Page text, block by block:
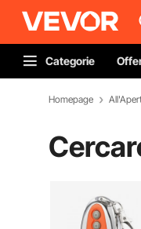
Categorie
Homepage